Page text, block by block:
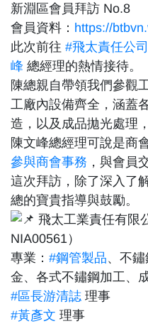
新淵區會員拜訪 No.8
會員資料： https://
此次前往 #飛太責任公司
峰 總經理的熱情接待。
陳總親自帶領我們參觀
工廠內設備齊全，涵蓋
造，以及成品拋光處理
陳文峰總經理可說是商
參與商會事務 ，與會員
這次拜訪，除了深入了
總的寶貴指導與鼓勵。
飛太工業責任有限
NIA00561）
專業： #鋼管製品、不
金、各式不鏽鋼加工、
#區長游清誌 理事
#黃彥文 理事